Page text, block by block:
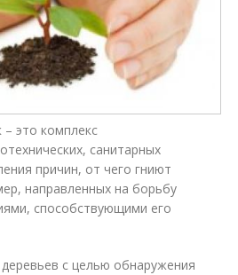
это комплекс
санитарных
причин, от чего гниют
направленных на борьбу
способствующими его
с целью обнаружения